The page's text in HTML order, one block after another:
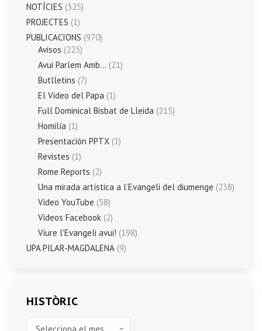
NOTÍCIES (325)
PROJECTES (1)
PUBLICACIONS (970)
Avisos (223)
Avui Parlem Amb… (21)
Butlletins (7)
El Vídeo del Papa (1)
Full Dominical Bisbat de Lleida (215)
Homilía (1)
Presentación PPTX (1)
Revistes (1)
Rome Reports (2)
Una mirada artística a l’Evangeli del diumenge (238)
Vídeo YouTube (58)
Vídeos Facebook (2)
Viure l'Evangeli avui! (198)
UPA PILAR-MAGDALENA (9)
HISTÒRIC